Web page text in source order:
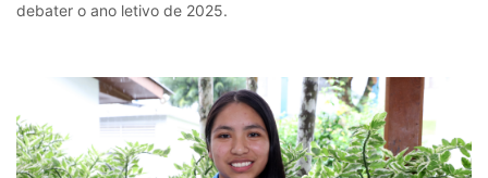
debater o ano letivo de 2025.